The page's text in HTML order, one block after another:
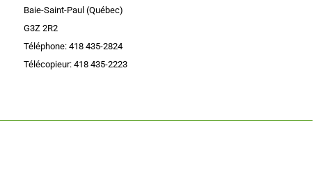
Baie-Saint-Paul (Québec)
G3Z 2R2
Téléphone: 418 435-2824
Télécopieur: 418 435-2223